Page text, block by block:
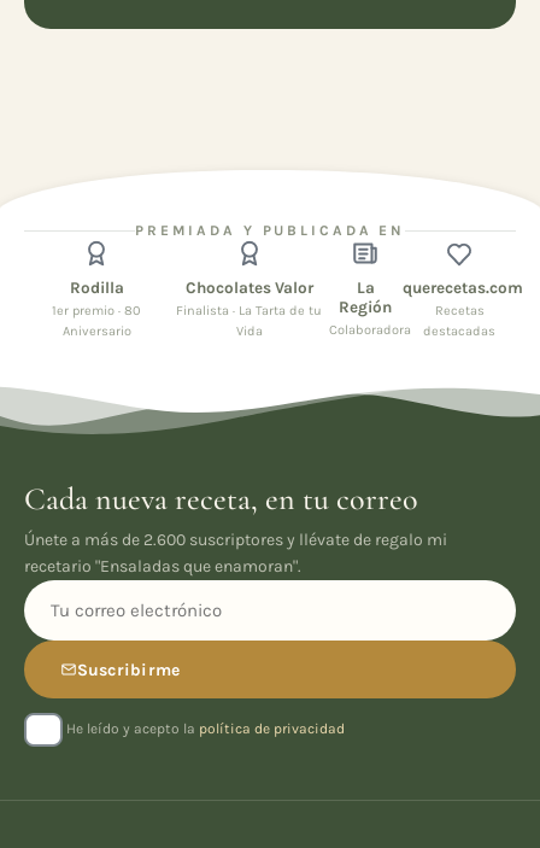
PREMIADA Y PUBLICADA EN
Rodilla
1er premio · 80
Aniversario
Chocolates Valor
Finalista · La Tarta de tu
Vida
La
Región
Colaboradora
querecetas.com
Recetas
destacadas
Cada nueva receta, en tu correo
Únete a más de 2.600 suscriptores y llévate de regalo mi
recetario "Ensaladas que enamoran".
Suscribirme
He leído y acepto la política de privacidad